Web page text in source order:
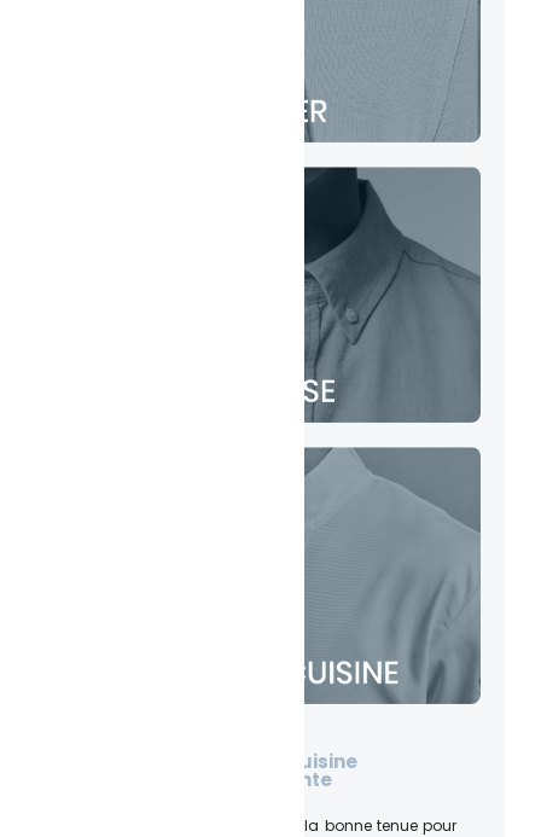
Choisir une tenue de cuisine
confortable et résistante
Il n’est pas simple de choisir la bonne tenue pour